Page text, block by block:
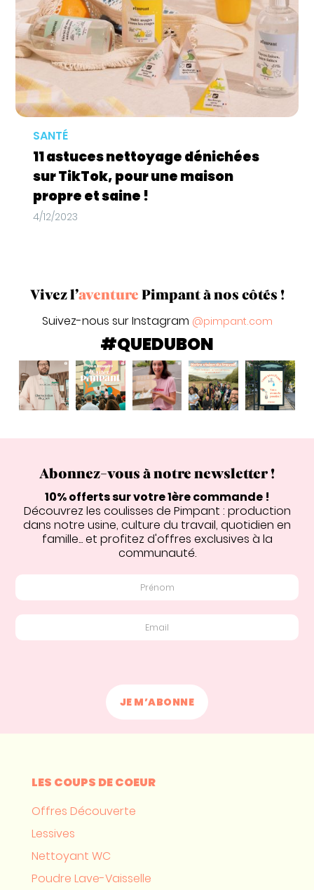
SANTÉ
11 astuces nettoyage dénichées
sur TikTok, pour une maison
propre et saine !
4/12/2023
Vivez l’aventurePimpant à nos côtés !
Suivez-nous sur Instagram @pimpant.com
#QUEDUBON
Abonnez-vous à notre newsletter !
10% offerts sur votre 1ère commande !
Découvrez les coulisses de Pimpant : production
dans notre usine, culture du travail, quotidien en
famille... et profitez d'offres exclusives à la
communauté.
LES COUPS DE COEUR
Offres Découverte
Lessives
Nettoyant WC
Poudre Lave-Vaisselle